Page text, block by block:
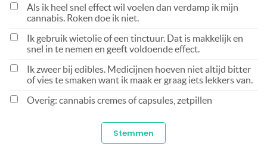
Als ik heel snel effect wil voelen dan verdamp ik mijn
cannabis. Roken doe ik niet.
Ik gebruik wietolie of een tinctuur. Dat is makkelijk en
snel in te nemen en geeft voldoende effect.
Ik zweer bij edibles. Medicijnen hoeven niet altijd bitter
of vies te smaken want ik maak er graag iets lekkers van.
Overig: cannabis cremes of capsules, zetpillen